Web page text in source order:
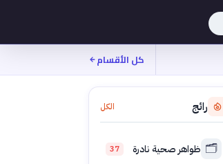
كل الأقسام
رائج الكل
🗂️ ظواهر صحية نادرة 37